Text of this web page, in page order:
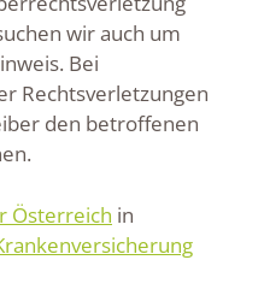
wir auch um
Bei
Rechtsverletzungen
den betroffenen
Österreich in